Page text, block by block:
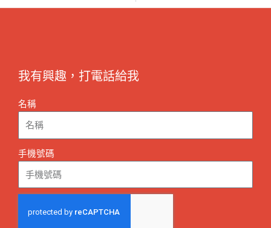
我有興趣，打電話給我
名稱
手機號碼